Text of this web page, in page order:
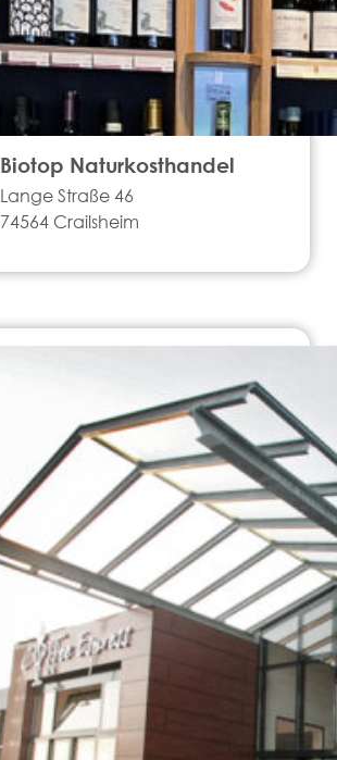
Biotop Naturkosthandel
Lange Straße 46
74564 Crailsheim